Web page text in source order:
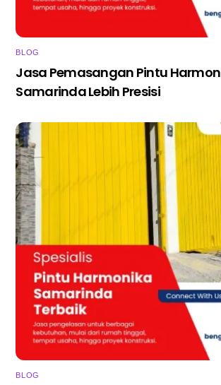
BLOG
Jasa Pemasangan Pintu
Samarinda Lebih Presisi
BLOG